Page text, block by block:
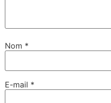
Nom *
E-mail *